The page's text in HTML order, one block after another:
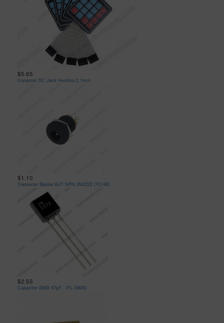
$5.65
Conector DC Jack Hembra 2.1mm
$1.10
Transistor Bipolar BJT NPN 2N2222 (TO-92)
$2.55
Capacitor SMD 47pF - 5% (0805)